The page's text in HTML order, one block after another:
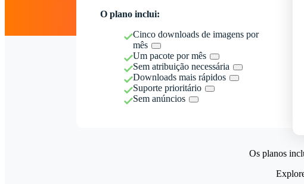
O plano inclui:
Cinco downloads de imagens por
mês
Um pacote por mês
Sem atribuição necessária
Downloads mais rápidos
Suporte prioritário
Sem anúncios
Os planos